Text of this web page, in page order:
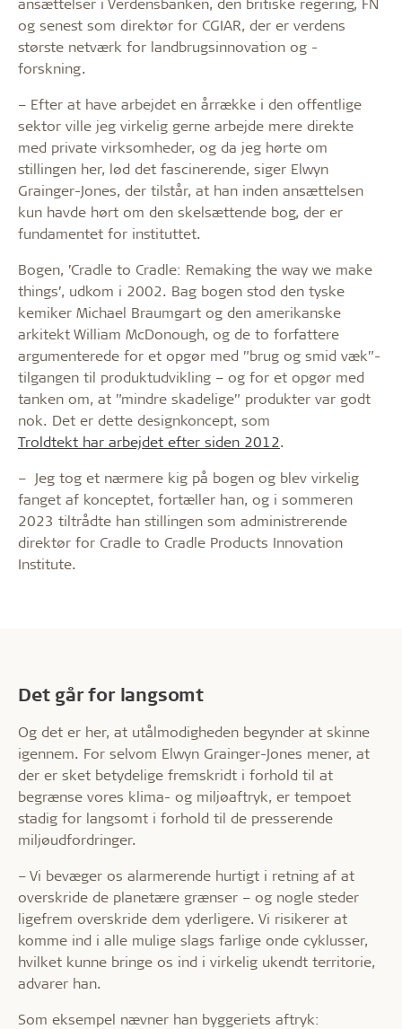
og senest som direktør for CGIAR, der er verdens
største netværk for landbrugsinnovation og -
forskning.
– Efter at have arbejdet en årrække i den offentlige
sektor ville jeg virkelig gerne arbejde mere direkte
med private virksomheder, og da jeg hørte om
stillingen her, lød det fascinerende, siger Elwyn
Grainger-Jones, der tilstår, at han inden ansættelsen
kun havde hørt om den skelsættende bog, der er
fundamentet for instituttet.
Bogen, ’Cradle to Cradle: Remaking the way we make
things’, udkom i 2002. Bag bogen stod den tyske
kemiker Michael Braumgart og den amerikanske
arkitekt William McDonough, og de to forfattere
argumenterede for et opgør med ”brug og smid væk”-
tilgangen til produktudvikling – og for et opgør med
tanken om, at ”mindre skadelige” produkter var godt
nok. Det er dette designkoncept, som
Troldtekt har arbejdet efter siden 2012.
– Jeg tog et nærmere kig på bogen og blev virkelig
fanget af konceptet, fortæller han, og i sommeren
2023 tiltrådte han stillingen som administrerende
direktør for Cradle to Cradle Products Innovation
Institute.
Det går for langsomt
Og det er her, at utålmodigheden begynder at skinne
igennem. For selvom Elwyn Grainger-Jones mener, at
der er sket betydelige fremskridt i forhold til at
begrænse vores klima- og miljøaftryk, er tempoet
stadig for langsomt i forhold til de presserende
miljøudfordringer.
– Vi bevæger os alarmerende hurtigt i retning af at
overskride de planetære grænser – og nogle steder
ligefrem overskride dem yderligere. Vi risikerer at
komme ind i alle mulige slags farlige onde cyklusser,
hvilket kunne bringe os ind i virkelig ukendt territorie,
advarer han.
Som eksempel nævner han byggeriets aftryk: